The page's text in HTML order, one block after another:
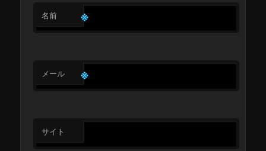
名前 ※
メール ※
サイト